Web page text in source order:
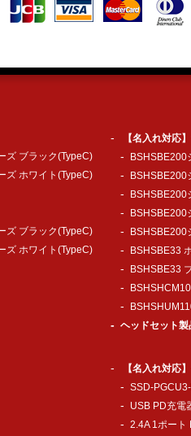
ズ ブラック(TypeC)
ズ ホワイト(TypeC)
ズ ブラック(TypeC)
ズ ホワイト(TypeC)
【名入れ対応
BSHSBE200
BSHSBE200
BSHSBE200
BSHSBE200
BSHSBE33
BSHSBE33
ヘッドセット
【名入れ対応
SSD-
USB PD充電
2.4A 1ポート